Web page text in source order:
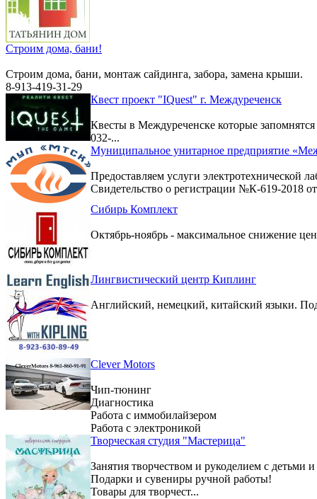
Строим дома, бани!
Строим дома, бани, монтаж сайдинга, забора, замена крыши.
8-913-419-31-29
Квест проект "IQuest" г. Междуреченск
Квесты в Междуреченске которые
032-...
Муниципальное унитарное предприятие
Предоставляем услуги электротехнической
Свидетельство о регистрации №К-619-2018 от
Сибирь Комплект
Октябрь-ноябрь - максимальное снижение
Лингвистический центр Киплинг
Английский, немецкий, китайский языки.
Clever Motors
Чип-тюнинг
Диагностика
Работа с иммобилайзером
Работа с электроникой
Творческая студия "Мастерица"
Занятия творчеством и рукоделием с детьми
Подарки и сувениры ручной работы!
Товары для творчест...